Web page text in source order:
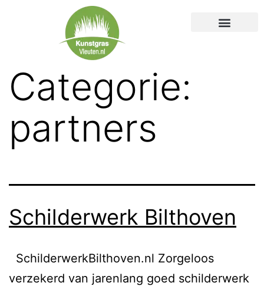
Categorie:
partners
Schilderwerk Bilthoven
SchilderwerkBilthoven.nl Zorgeloos
verzekerd van jarenlang goed schilderwerk